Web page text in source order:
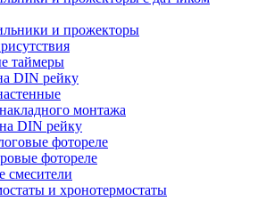
и прожекторы
таймеры
DIN рейку
монтажа
DIN рейку
фотореле
фотореле
смесители
и хронотермостаты